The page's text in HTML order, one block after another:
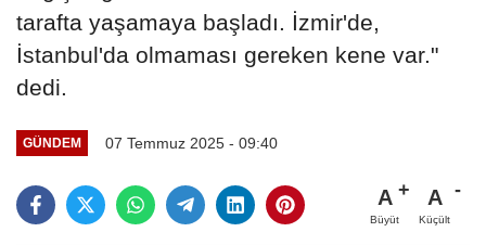
tarafta yaşamaya başladı. İzmir'de,
İstanbul'da olmaması gereken kene var."
dedi.
GÜNDEM 07 Temmuz 2025 - 09:40
A
Büyüt
A
Küçült